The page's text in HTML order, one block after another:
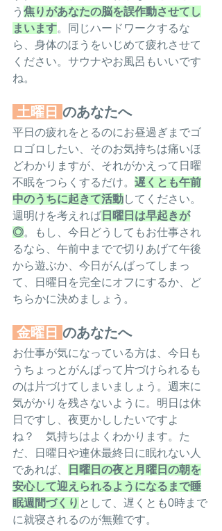
う 焦りがあなたの脳を誤作動させてし
まいます。同じハードワークするな
ら、身体のほうをいじめて疲れさせて
ください。サウナやお風呂もいいです
ね。
土曜日 のあなたへ
平日の疲れをとるのにお昼過ぎまでゴ
ロゴロしたい、そのお気持ちは痛いほ
どわかりますが、それがかえって日曜
不眠をつらくするだけ。 遅くとも午前
中のうちに起きて活動してください。
週明けを考えれば 日曜日は早起きが
◎。もし、今日どうしてもお仕事され
るなら、午前中までで切りあげて午後
から遊ぶか、今日がんばってしまっ
て、日曜日を完全にオフにするか、ど
ちらかに決めましょう。
金曜日 のあなたへ
お仕事が気になっている方は、今日も
うちょっとがんぱって片づけられるも
のは片づけてしまいましょう。週末に
気がかりを残さないように。明日は休
日ですし、夜更かししたいですよ
ね？　気持ちはよくわかります。た
だ、日曜日や連休最終日に眠れない人
であれば、
日曜日の夜と月曜日の朝を
安心して迎えられるようになるまで睡
眠週間づくり として、遅くとも0時まで
に就寝されるのが無難です。